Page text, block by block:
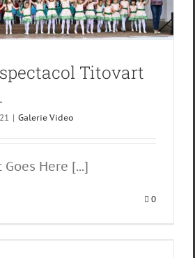
Titovart
| Galerie Video
Here [...]
0